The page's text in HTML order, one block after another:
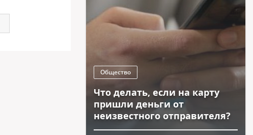
Общество
Что делать, если на карту
пришли деньги от
неизвестного отправителя?